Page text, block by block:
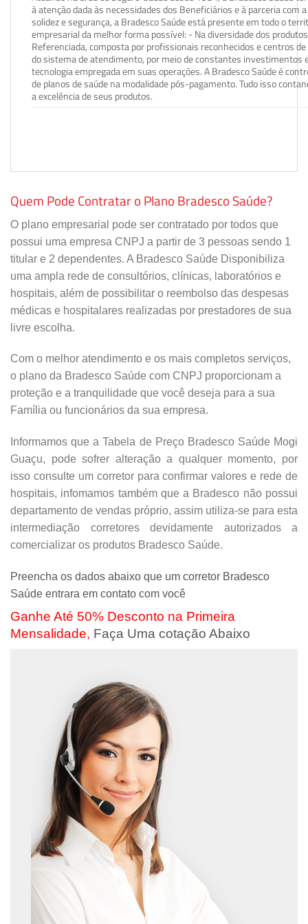
à atenção dada às necessidades dos Beneficiários e à parceria com
solidez e segurança, a Bradesco Saúde está presente em todo o
empresarial da melhor forma possível: - Na diversidade dos
Referenciada, composta por profissionais reconhecidos e centros
do sistema de atendimento, por meio de constantes investimentos
tecnologia empregada em suas operações. A Bradesco Saúde é
de planos de saúde na modalidade pós-pagamento. Tudo isso
a excelência de seus produtos.
Quem Pode Contratar o Plano Bradesco Saúde?
O plano empresarial pode ser contratado por todos que
possui uma empresa CNPJ a partir de 3 pessoas sendo 1
titular e 2 dependentes. A Bradesco Saúde Disponibiliza
uma ampla rede de consultórios, clínicas, laboratórios e
hospitais, além de possibilitar o reembolso das despesas
médicas e hospitalares realizadas por prestadores de sua
livre escolha.
Com o melhor atendimento e os mais completos serviços,
o plano da Bradesco Saúde com CNPJ proporcionam a
proteção e a tranquilidade que você deseja para a sua
Família ou funcionários da sua empresa.
Informamos que a Tabela de Preço Bradesco Saúde Mogi
Guaçu, pode sofrer alteração a qualquer momento, por
isso consulte um corretor para confirmar valores e rede de
hospitais, infomamos também que a Bradesco não possui
departamento de vendas próprio, assim utiliza-se para esta
intermediação corretores devidamente autorizados a
comercializar os produtos Bradesco Saúde.
Preencha os dados abaixo que um corretor Bradesco
Saúde entrara em contato com você
Ganhe Até 50% Desconto na Primeira
Mensalidade, Faça Uma cotação Abaixo